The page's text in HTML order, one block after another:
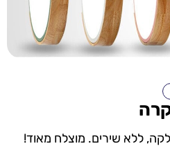
ללא שירים. מוצלח מאוד!